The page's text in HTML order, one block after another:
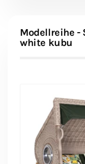
Modellreihe -
white kubu